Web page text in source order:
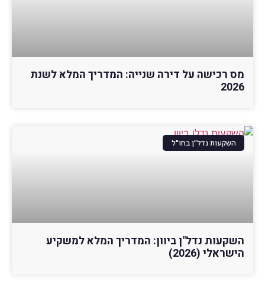
מס רכישה על דירה שנייה: המדריך המלא לשנת
2026
השקעות נדל"ן בחו"ל
השקעות נדל"ן ביוון: המדריך המלא למשקיע
הישראלי (2026)